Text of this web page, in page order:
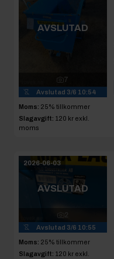
AVSLUTAD
7
Avslutad 3/6 10:54
Moms: 25% tillkommer
Slagavgift: 120 kr exkl.
moms
2026-06-03
AVSLUTAD
Avslutad 3/6 10:55
Moms: 25% tillkommer
Slagavgift: 120 kr exkl.